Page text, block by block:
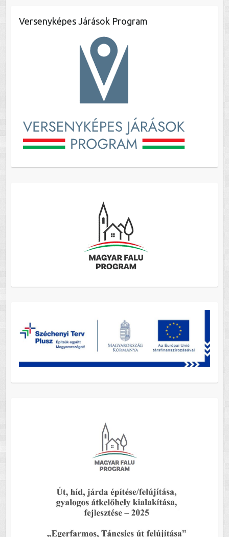
Versenyképes Járások Program